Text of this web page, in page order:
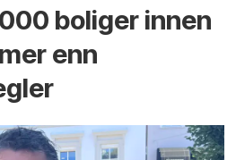
boliger innen
enn